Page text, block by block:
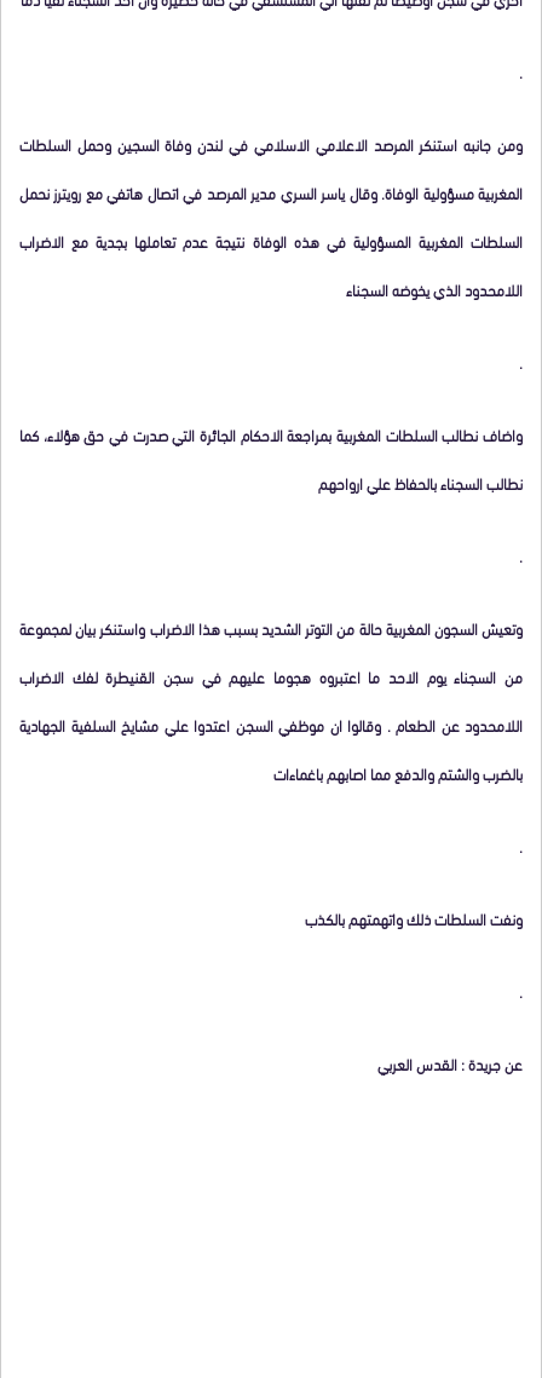
.
ومن جانبه استنكر المرصد الاعلامي الاسلامي في لندن وفاة السجين وحمل السلطات
المغربية مسؤولية الوفاة. وقال ياسر السري مدير المرصد في اتصال هاتفي مع رويترز نحمل
السلطات المغربية المسؤولية في هذه الوفاة نتيجة عدم تعاملها بجدية مع الاضراب
اللامحدود الذي يخوضه السجناء
.
واضاف نطالب السلطات المغربية بمراجعة الاحكام الجائرة التي صدرت في حق هؤلاء، كما
نطالب السجناء بالحفاظ علي ارواحهم
.
وتعيش السجون المغربية حالة من التوتر الشديد بسبب هذا الاضراب واستنكر بيان لمجموعة
من السجناء يوم الاحد ما اعتبروه هجوما عليهم في سجن القنيطرة لفك الاضراب
اللامحدود عن الطعام . وقالوا ان موظفي السجن اعتدوا علي مشايخ السلفية الجهادية
بالضرب والشتم والدفع مما اصابهم باغماءات
.
ونفت السلطات ذلك واتهمتهم بالكذب
.
عن جريدة : القدس العربي